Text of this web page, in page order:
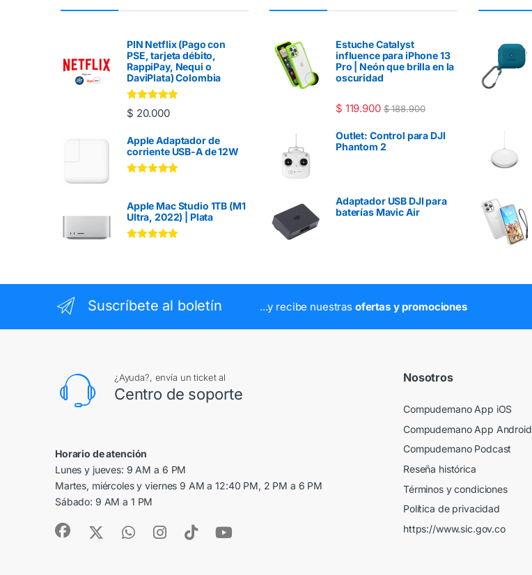
PIN Netflix (Pago con
PSE, tarjeta débito,
RappiPay, Nequi o
DaviPlata) Colombia
Valorado en
5.00de 5
$ 20.000
Apple Adaptador de
corriente USB-A de 12W
Apple Mac Studio 1TB (M1
Ultra, 2022) | Plata
Estuche Catalyst
influence para iPhone 13
Pro | Neón que brilla en la
oscuridad
$ 119.900 $188.900
Outlet: Control para DJI
Phantom 2
Adaptador USB DJI para
baterías Mavic Air
Suscríbete al boletín ...y recibe nuestras ofertas y promociones
¿Ayuda?, envía un ticket al
Centro de soporte
Horario de atención
Lunes y jueves: 9 AM a 6 PM
Martes, miércoles y viernes 9 AM a 12:40 PM, 2 PM a 6 PM
Sábado: 9 AM a 1 PM
Nosotros
Compudemano App iOS
Compudemano App Android
Compudemano Podcast
Reseña histórica
Términos y condiciones
Política de privacidad
https://www.sic.gov.co